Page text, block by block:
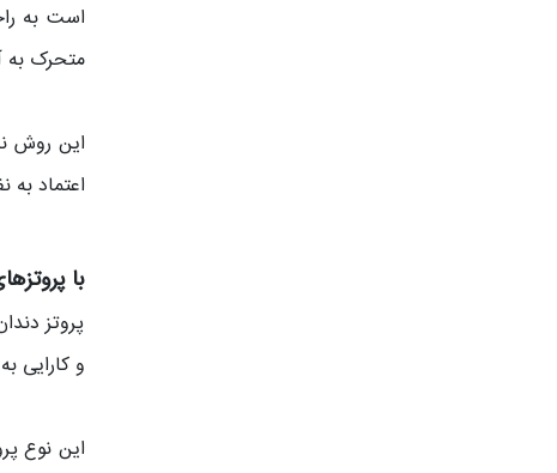
است به
متحرک به
این روش
اعتماد
با
پروتز
و کارایی
این نوع